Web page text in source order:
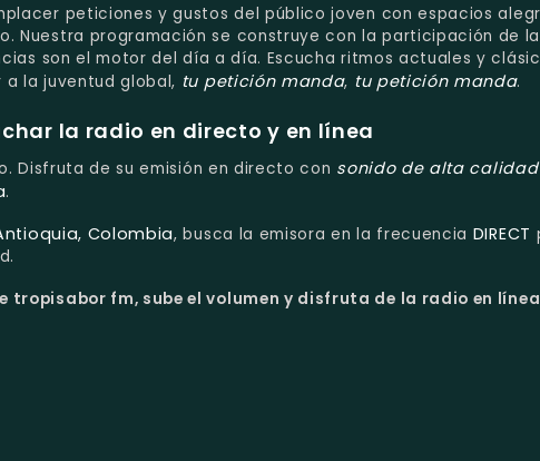
peticiones y gustos del público joven con espacios
Nuestra programación se construye con la participación de la
son el motor del día a día. Escucha ritmos actuales y
la juventud global, tu petición manda, tu petición manda.
la radio en directo y en línea
Disfruta de su emisión en directo con sonido de alta calidad
.
Colombia, busca la emisora en la frecuencia DIRECT
tropisabor fm, sube el volumen y disfruta de la radio en